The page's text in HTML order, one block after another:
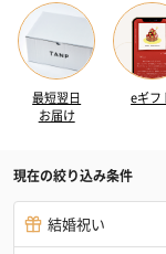
最短翌日
お届け
eギフ
現在の絞り込み条件
結婚祝い